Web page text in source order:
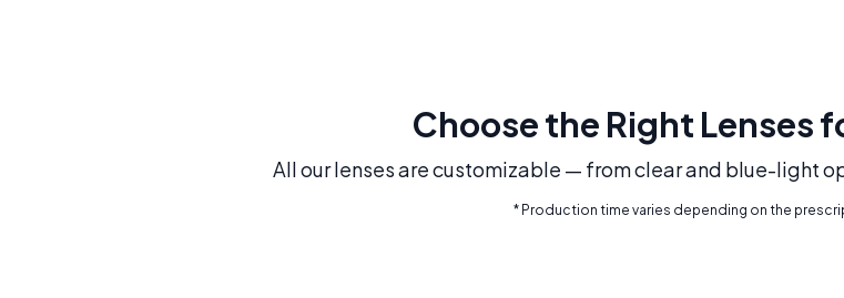
Choose the Right Lenses
All our lenses are customizable — from clear and blue-light
* Production time varies depending on the